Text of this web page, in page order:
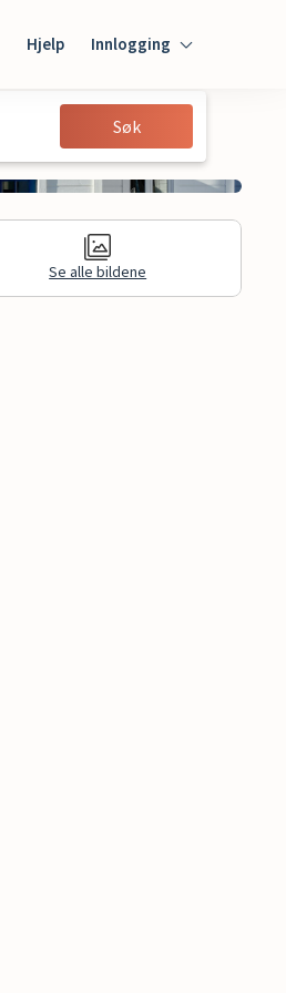
Hjelp Innlogging
Innlogging
Gjest
Søk
Se alle bildene